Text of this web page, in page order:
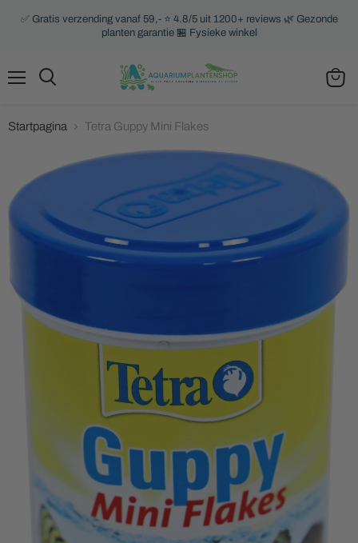
✅ Gratis verzending vanaf 59,- ⭐ 4.8/5 uit 1200+ reviews 🌿 Gezonde
planten garantie 🏪 Fysieke winkel
Startpagina Tetra Guppy Mini Flakes